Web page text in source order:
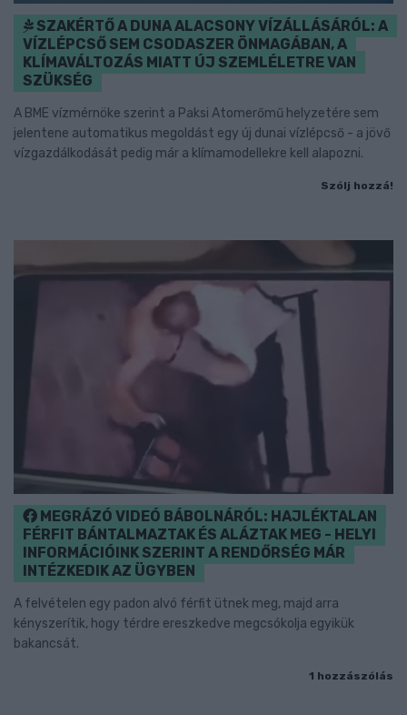
SZAKÉRTŐ A DUNA ALACSONY VÍZÁLLÁSÁRÓL: A
VÍZLÉPCSŐ SEM CSODASZER ÖNMAGÁBAN, A
KLÍMAVÁLTOZÁS MIATT ÚJ SZEMLÉLETRE VAN
SZÜKSÉG
A BME vízmérnöke szerint a Paksi Atomerőmű helyzetére sem
jelentene automatikus megoldást egy új dunai vízlépcső - a jövő
vízgazdálkodását pedig már a klímamodellekre kell alapozni.
Szólj hozzá!
MEGRÁZÓ VIDEÓ BÁBOLNÁRÓL: HAJLÉKTALAN
FÉRFIT BÁNTALMAZTAK ÉS ALÁZTAK MEG - HELYI
INFORMÁCIÓINK SZERINT A RENDŐRSÉG MÁR
INTÉZKEDIK AZ ÜGYBEN
A felvételen egy padon alvó férfit ütnek meg, majd arra
kényszerítik, hogy térdre ereszkedve megcsókolja egyikük
bakancsát.
1 hozzászólás